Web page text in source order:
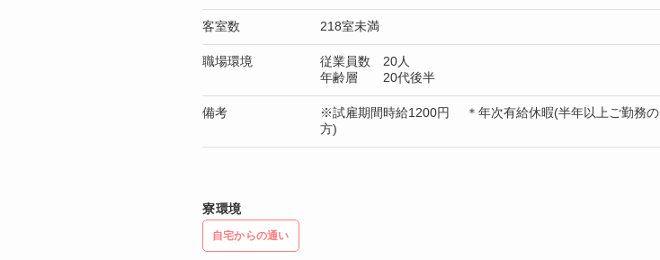
客室数 218室未満
職場環境
従業員数 20人
年齢層 20代後半
備考
※試雇期間時給1200円 ＊年次有給休暇(半年以上ご勤務の
方)
寮環境
自宅からの通い